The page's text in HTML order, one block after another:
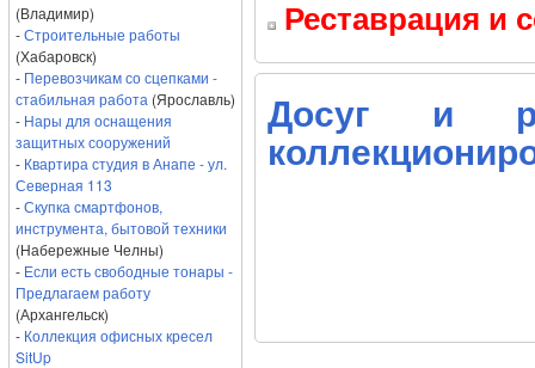
(Владимир)
-Строительные работы
(Хабаровск)
- Перевозчикам со сцепками -
стабильная работа (Ярославль)
- Нары для оснащения
защитных сооружений
- Квартира студия в Анапе - ул.
Северная 113
-Скупка смартфонов,
инструмента, бытовой техники
(Набережные Челны)
- Если есть свободные тонары -
Предлагаем работу
(Архангельск)
- Коллекция офисных кресел
SitUp
Реставрация и
Досуг и